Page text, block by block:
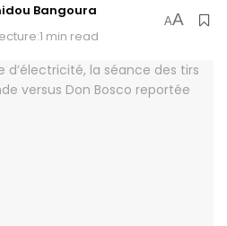
Bangoura
min read
AA